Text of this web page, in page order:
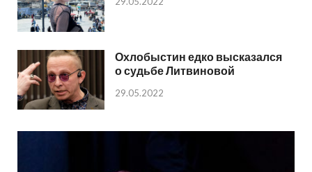
Охлобыстин едко высказался
о судьбе Литвиновой
29.05.2022